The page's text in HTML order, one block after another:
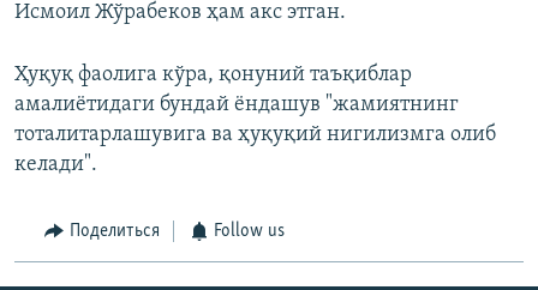
Исмоил Жўрабеков ҳам акс этган.
Ҳуқуқ фаолига кўра, қонуний таъқиблар
амалиётидаги бундай ёндашув "жамиятнинг
тоталитарлашувига ва ҳуқуқий нигилизмга олиб
келади".
Поделиться Follow us